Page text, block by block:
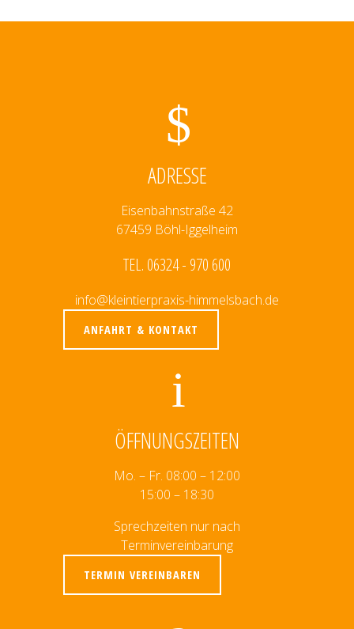
ADRESSE
Eisenbahnstraße 42
67459 Böhl-Iggelheim
TEL. 06324 - 970 600
info@kleintierpraxis-himmelsbach.de
ANFAHRT & KONTAKT
ÖFFNUNGSZEITEN
Mo. – Fr. 08:00 – 12:00
15:00 – 18:30
Sprechzeiten nur nach
Terminvereinbarung
TERMIN VEREINBAREN